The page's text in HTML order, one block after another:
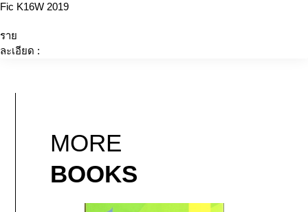
Fic K16W 2019
ราย
ละเอียด :
MORE
BOOKS